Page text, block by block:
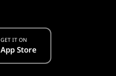
GET IT ON
App Store